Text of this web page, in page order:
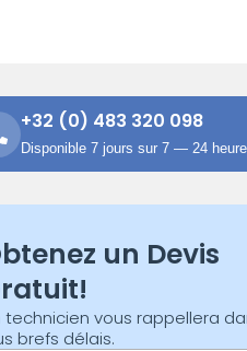
+32 (0) 483 320 098
Disponible 7 jours sur 7 — 24
un Devis
technicien vous rappellera
brefs délais.